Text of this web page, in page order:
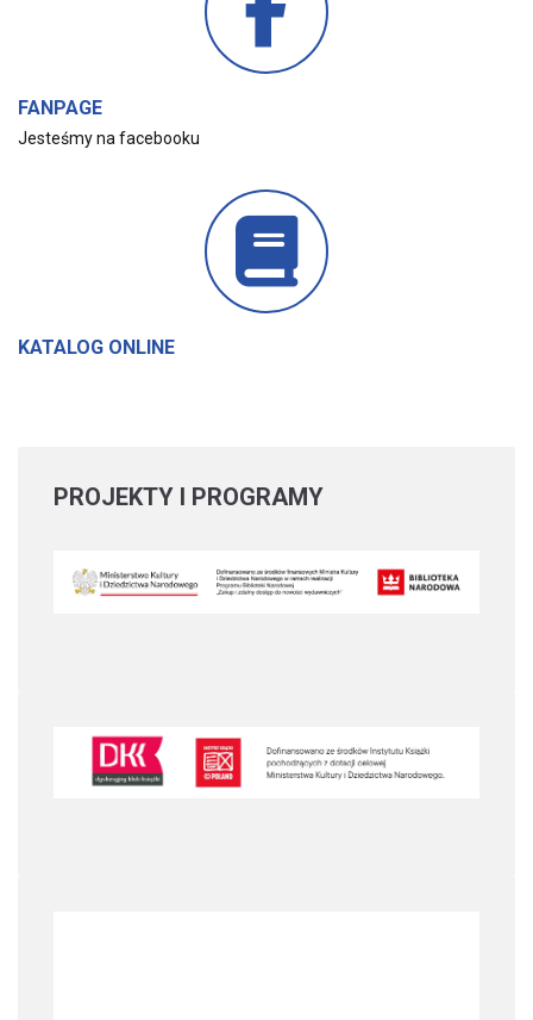
FANPAGE
Jesteśmy na facebooku
KATALOG ONLINE
PROJEKTY I PROGRAMY